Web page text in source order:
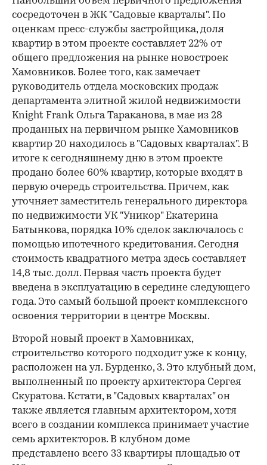
сосредоточен в ЖК "Садовые кварталы". По
оценкам пресс-службы застройщика, доля
квартир в этом проекте составляет 22% от
общего предложения на рынке новостроек
Хамовников. Более того, как замечает
руководитель отдела московских продаж
департамента элитной жилой недвижимости
Knight Frank Ольга Тараканова, в мае из 28
проданных на первичном рынке Хамовников
квартир 20 находилось в "Садовых кварталах". В
итоге к сегодняшнему дню в этом проекте
продано более 60% квартир, которые входят в
первую очередь строительства. Причем, как
уточняет заместитель генерального директора
по недвижимости УК "Уникор" Екатерина
Батынкова, порядка 10% сделок заключалось с
помощью ипотечного кредитования. Сегодня
стоимость квадратного метра здесь составляет
14,8 тыс. долл. Первая часть проекта будет
введена в эксплуатацию в середине следующего
года. Это самый большой проект комплексного
освоения территории в центре Москвы.
Второй новый проект в Хамовниках,
строительство которого подходит уже к концу,
расположен на ул. Бурденко, 3. Это клубный дом,
выполненный по проекту архитектора Сергея
Скуратова. Кстати, в "Садовых кварталах" он
также является главным архитектором, хотя
всего в создании комплекса принимает участие
семь архитекторов. В клубном доме
представлено всего 33 квартиры площадью от